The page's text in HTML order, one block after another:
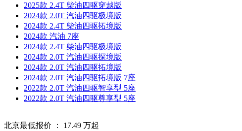
2025款 2.4T 柴油四驱穿越版
2024款 2.0T 汽油四驱极境版
2024款 2.4T 柴油四驱拓境版
2024款 汽油 7座
2024款 2.4T 柴油四驱极境版
2024款 2.0T 汽油四驱探境版
2024款 2.0T 汽油四驱拓境版
2024款 2.0T 汽油四驱拓境版 7座
2022款 2.0T 汽油四驱智享型 5座
2022款 2.0T 汽油四驱尊享型 5座
北京最低报价 ： 17.49 万起